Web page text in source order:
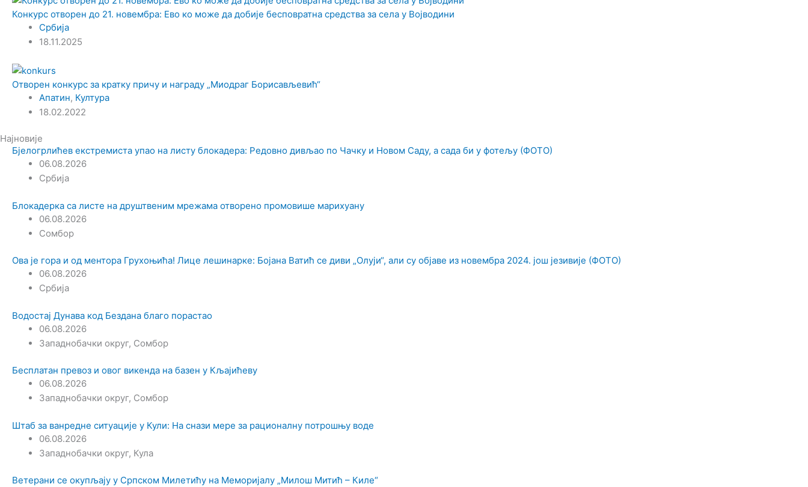
Конкурс отворен до 21. новембра: Ево ко може да добије бесповратна средства за села у Војводини
Србија
18.11.2025
Отворен конкурс за кратку причу и награду „Миодраг Борисављевић“
Апатин, Култура
18.02.2022
Најновије
Бјелогрлићев екстремиста упао на листу блокадера: Редовно дивљао по Чачку и Новом Саду, а сада би у фотељу (ФОТО)
06.08.2026
Србија
Блокадерка са листе на друштвеним мрежама отворено промовише марихуану
06.08.2026
Сомбор
Ова је гора и од ментора Грухоњића! Лице лешинарке: Бојана Ватић се диви „Олуји“, али су објаве из новембра 2024. још језивије (ФОТО)
06.08.2026
Србија
Водостај Дунава код Бездана благо порастао
06.08.2026
Западнобачки округ, Сомбор
Бесплатан превоз и овог викенда на базен у Кљајићеву
06.08.2026
Западнобачки округ, Сомбор
Штаб за ванредне ситуације у Кули: На снази мере за рационалну потрошњу воде
06.08.2026
Западнобачки округ, Кула
Ветерани се окупљају у Српском Милетићу на Меморијалу „Милош Митић – Киле“